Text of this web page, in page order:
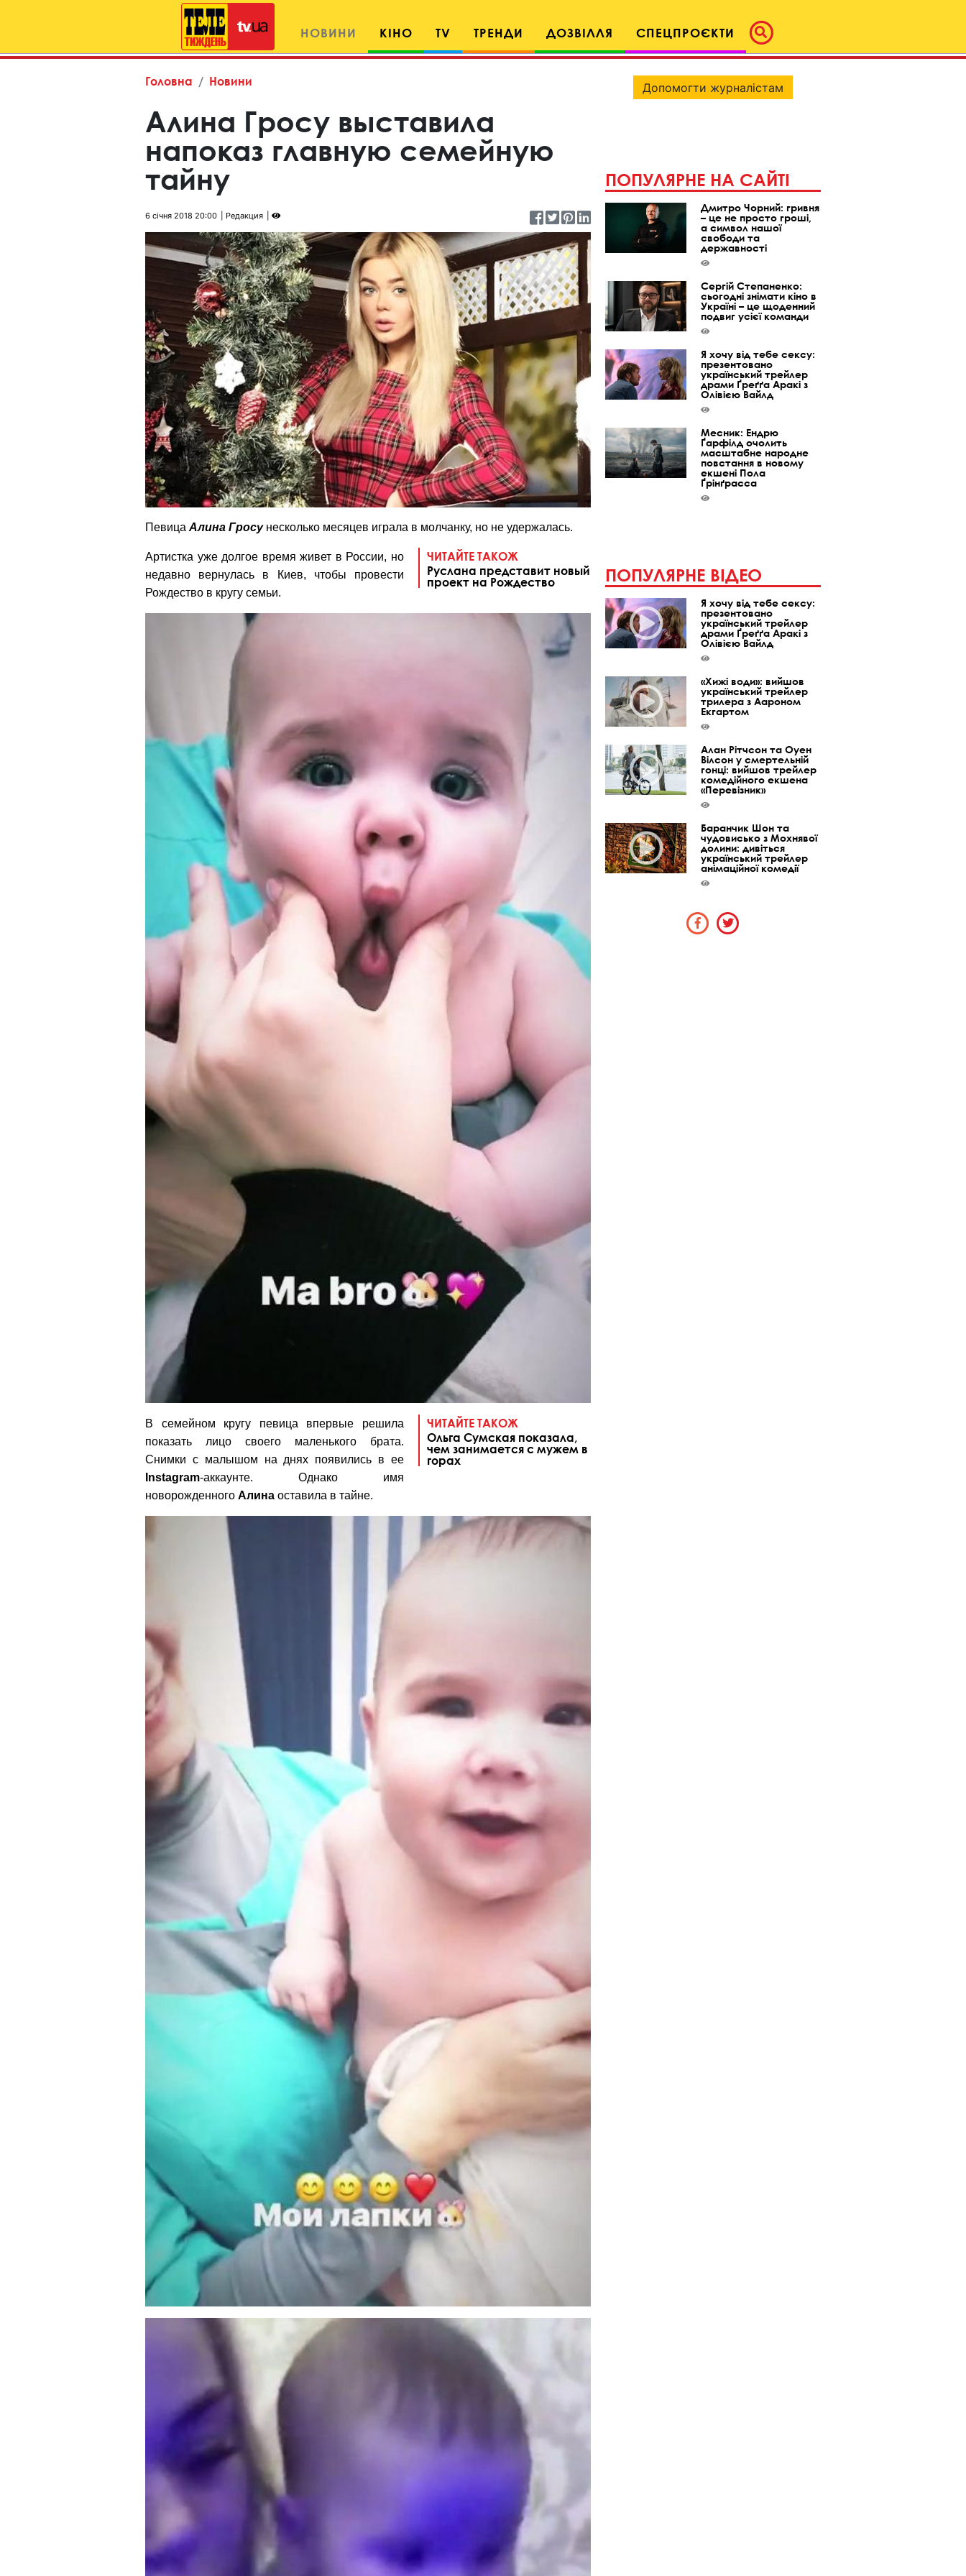
НОВИНИ КІНО TV ТРЕНДИ ДОЗВІЛЛЯ СПЕЦПРОЄКТИ
Головна Новини
Алина Гросу выставила
напоказ главную семейную
тайну
6 січня 2018 20:00 Редакция
Певица Алина Гросунесколько месяцев играла в молчанку, но не удержалась.
ЧИТАЙТЕ ТАКОЖ
Руслана представит новый
проект на Рождество
Артистка уже долгое время живет в России, но
недавно вернулась в Киев, чтобы провести
Рождество в кругу семьи.
ЧИТАЙТЕ ТАКОЖ
Ольга Сумская показала,
чем занимается с мужем в
горах
В семейном кругу певица впервые решила
показать лицо своего маленького брата.
Снимки с малышом на днях появились в ее
Instagram-аккаунте. Однако имя
новорожденного Алина оставила в тайне.
Допомогти журналістам
ПОПУЛЯРНЕ НА САЙТІ
Дмитро Чорний: гривня
– це не просто гроші,
а символ нашої
свободи та
державності
Сергій Степаненко:
сьогодні знімати кіно в
Україні – це щоденний
подвиг усієї команди
Я хочу від тебе сексу:
презентовано
український трейлер
драми Ґреґґа Аракі з
Олівією Вайлд
Месник: Ендрю
Ґарфілд очолить
масштабне народне
повстання в новому
екшені Пола
Ґрінґрасса
ПОПУЛЯРНЕ ВІДЕО
Я хочу від тебе сексу:
презентовано
український трейлер
драми Ґреґґа Аракі з
Олівією Вайлд
«Хижі води»: вийшов
український трейлер
трилера з Аароном
Екгартом
Алан Рітчсон та Оуен
Вілсон у смертельній
гонці: вийшов трейлер
комедійного екшена
«Перевізник»
Баранчик Шон та
чудовисько з Мохнявої
долини: дивіться
український трейлер
анімаційної комедії